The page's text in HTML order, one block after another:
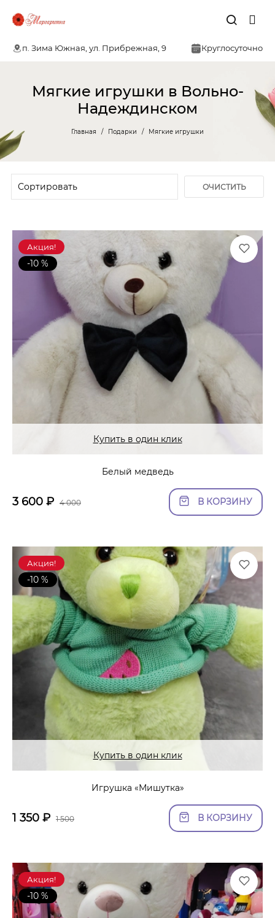
п. Зима Южная, ул. Прибрежная, 9 Круглосуточно
Мягкие игрушки в Вольно-
Надеждинском
Главная Подарки Мягкие игрушки
ОЧИСТИТЬ
Акция!
-10 %
Купить в один клик
Белый медведь
3 600 ₽ 4 000 В КОРЗИНУ
Акция!
-10 %
Купить в один клик
Игрушка «Мишутка»
1 350 ₽ 1 500 В КОРЗИНУ
Акция!
-10 %